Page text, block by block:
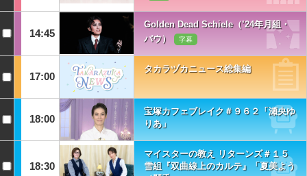
14:45
Golden Dead Schiele（’24年月組・
バウ）
字幕
17:00
タカラヅカニュース総集編
18:00
宝塚カフェブレイク＃９６２「瀬央ゆ
りあ」
18:30
マイスターの教え リターンズ＃１５
雪組『双曲線上のカルテ』「夏美よう